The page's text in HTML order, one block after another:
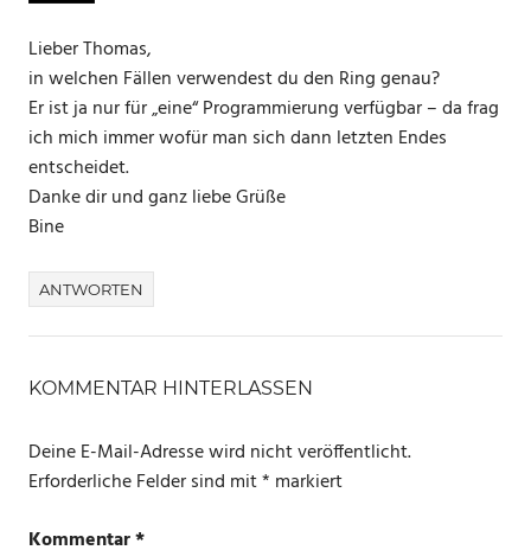
Lieber Thomas,
in welchen Fällen verwendest du den Ring genau?
Er ist ja nur für „eine“ Programmierung verfügbar – da frag
ich mich immer wofür man sich dann letzten Endes
entscheidet.
Danke dir und ganz liebe Grüße
Bine
ANTWORTEN
KOMMENTAR HINTERLASSEN
Deine E-Mail-Adresse wird nicht veröffentlicht.
Erforderliche Felder sind mit* markiert
Kommentar*